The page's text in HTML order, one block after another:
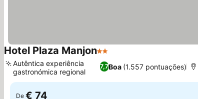
Hotel Plaza Manjon2 Estrelas
7,7Boa (1.557 pontuações)
Autêntica experiência
gastronómica regional
De € 74